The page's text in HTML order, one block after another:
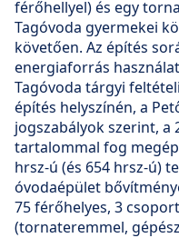
férőhellyel) és egy
Tagóvoda gyermekei
követően. Az építés
energiaforrás
Tagóvoda tárgyi
építés helyszínén, a
jogszabályok szerint, a
tartalommal fog
hrsz-ú (és 654 hrsz-ú)
óvodaépület
75 férőhelyes, 3
(tornateremmel,